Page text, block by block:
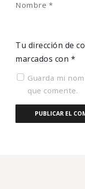
Tu dirección de
marcados con *
Nombre *
Guarda mi
que comente.